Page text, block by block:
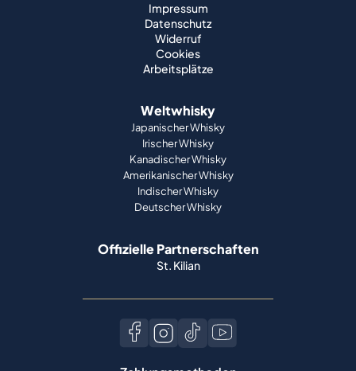
Weltwhisky
Japanischer Whisky
Irischer Whisky
Kanadischer Whisky
Indischer Whisky
Deutscher Whisky
Offizielle Partnerschaften
St. Kilian
Sprache